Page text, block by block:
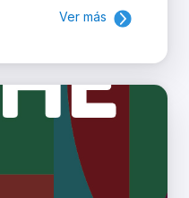
Ver más